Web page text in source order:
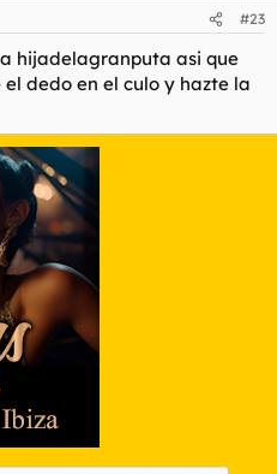
cabeza ni la más mínima
he molestado en quotear y
muestra pública.
#23
hijadelagranputa asi que
dedo en el culo y hazte la